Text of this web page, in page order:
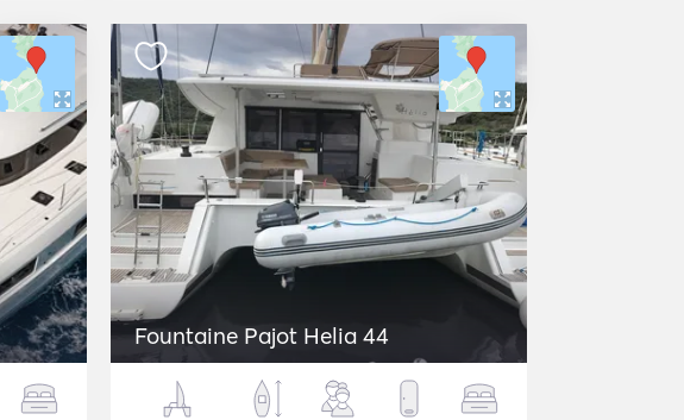
Fountaine Pajot Helia 44